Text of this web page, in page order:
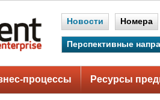
Новости Номера
Перспективные
процессы Ресурсы